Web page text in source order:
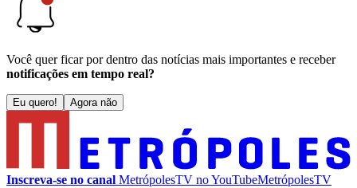
Você quer ficar por dentro das notícias mais importantes e receber
notificações em tempo real?
Eu quero! Agora não
Inscreva-se no canal MetrópolesTV noYouTubeMetrópolesTV